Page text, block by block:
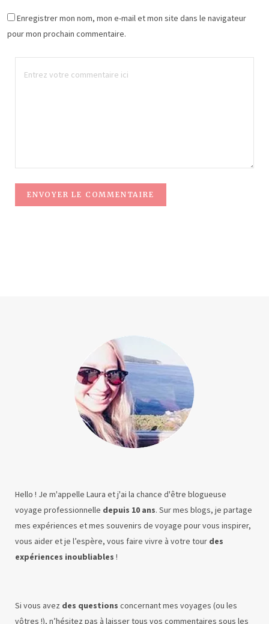
Enregistrer mon nom, mon e-mail et mon site dans le navigateur
pour mon prochain commentaire.
Hello ! Je m'appelle Laura et j'ai la chance d'être blogueuse
voyage professionnelle depuis 10 ans. Sur mes blogs, je partage
mes expériences et mes souvenirs de voyage pour vous inspirer,
vous aider et je l’espère, vous faire vivre à votre tour des
expériences inoubliables !
Si vous avez des questions concernant mes voyages (ou les
vôtres !), n’hésitez pas à laisser tous vos commentaires sous les